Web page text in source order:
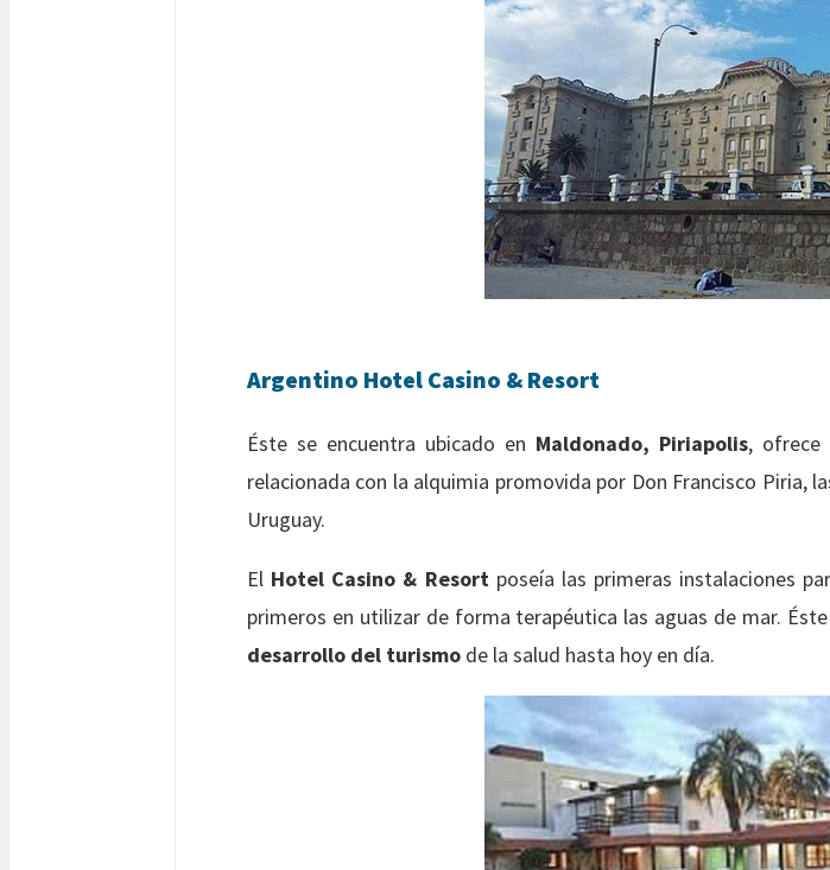
Argentino Hotel Casino & Resort
Éste se encuentra ubicado en Maldonado, Piriapolis, ofrece
relacionada con la alquimia promovida por Don Francisco Piria,
Uruguay.
El Hotel Casino & Resortposeía las primeras instalaciones
primeros en utilizar de forma terapéutica las aguas de mar.
desarrollo del turismo de la salud hasta hoy en día.